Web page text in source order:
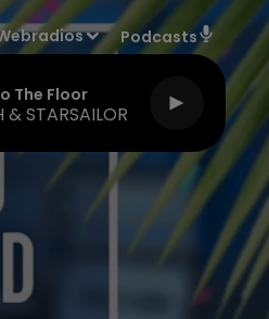
Podcasts
The Floor
& STARSAILOR